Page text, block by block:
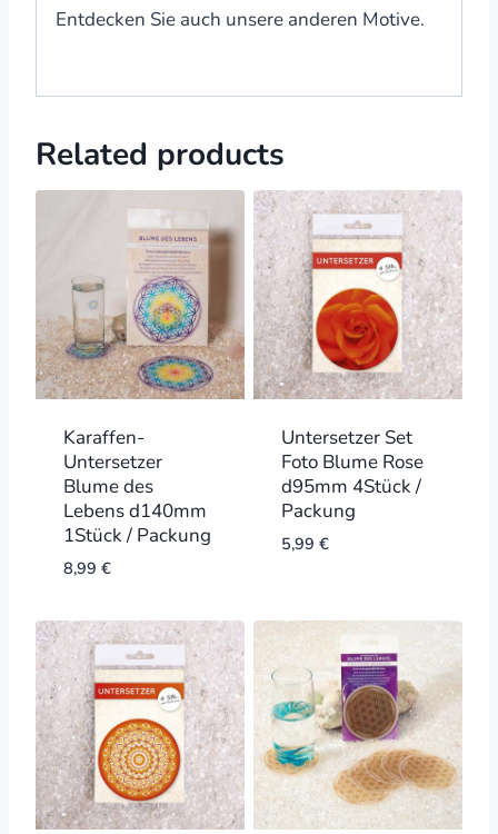
Entdecken Sie auch unsere anderen Motive.
Related products
Karaffen-
Untersetzer
Blume des
Lebens d140mm
1Stück / Packung
8,99 €
Untersetzer Set
Foto Blume Rose
d95mm 4Stück /
Packung
5,99 €